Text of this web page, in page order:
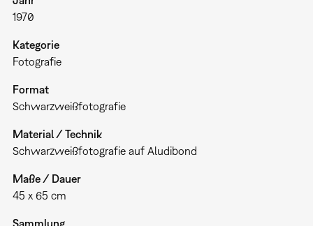
1970
Kategorie
Fotografie
Format
Schwarzweißfotografie
Material / Technik
Schwarzweißfotografie auf Aludibond
Maße / Dauer
45 x 65 cm
Sammlung